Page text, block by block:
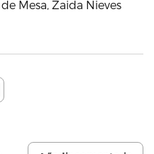
Mesa, Zaida Nieves